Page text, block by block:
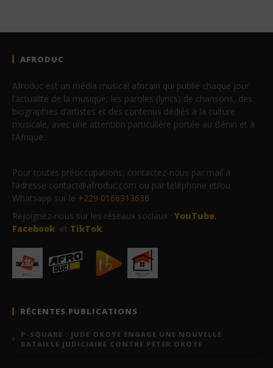
AFRODUC
Afroduc est un média musical africain qui publie chaque jour
l’actualité de la musique, les paroles (lyrics) de chansons, des
biographies d’artistes et des contenus dédiés à la culture
musicale, avec une attention particulière portée au Bénin et à
l’Afrique.
Pour toutes préoccupations, contactez-nous par mail à
l’adresse contact@afroduc.com ou par téléphone et/ou
Whatsapp sur le +229 0166313636.
Rejoignez-nous sur les réseaux sociaux : YouTube,
Facebook et TikTok.
RÉCENTES PUBLICATIONS
P-SQUARE : JUDE OKOYE ENGAGE UNE NOUVELLE
BATAILLE JUDICIAIRE CONTRE PETER OKOYE